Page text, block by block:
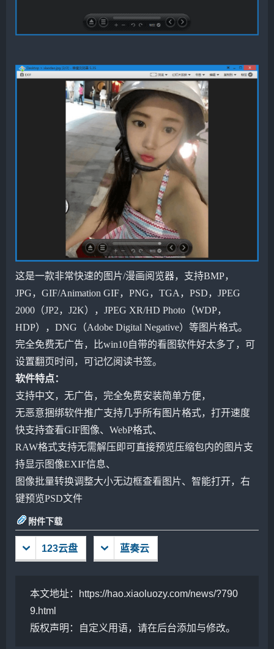
这是一款非常快速的图片/漫画阅览器，支持BMP，
JPG，GIF/Animation GIF，PNG，TGA，PSD，JPEG
2000（JP2，J2K），JPEG XR/HD Photo（WDP，
HDP），DNG（Adobe Digital Negative）等图片格式。
完全免费无广告，比win10自带的看图软件好太多了，可
设置翻页时间，可记忆阅读书签。
软件特点：
支持中文，无广告，完全免费安装简单方便，
无恶意捆绑软件推广支持几乎所有图片格式，打开速度
快支持查看GIF图像、WebP格式、
RAW格式支持无需解压即可直接预览压缩包内的图片支
持显示图像EXIF信息、
图像批量转换调整大小无边框查看图片、智能打开，右
键预览PSD文件
附件下载
123云盘 蓝奏云
本文地址：
https://hao.xiaoluozy.com/news/?790
9.html
版权声明：
自定义用语，请在后台添加与修改。